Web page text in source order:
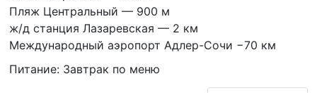
Пляж Центральный — 900 м
ж/д станция Лазаревская — 2 км
Международный аэропорт Адлер-Сочи −70 км
Питание: Завтрак по меню